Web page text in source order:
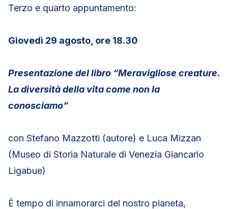
Terzo e quarto appuntamento:
Giovedì 29 agosto, ore 18.30
Presentazione del libro “Meravigliose creature.
La diversità della vita come non la
conosciamo”
con Stefano Mazzotti (autore) e Luca Mizzan
(Museo di Storia Naturale di Venezia Giancarlo
Ligabue)
È tempo di innamorarci del nostro pianeta,